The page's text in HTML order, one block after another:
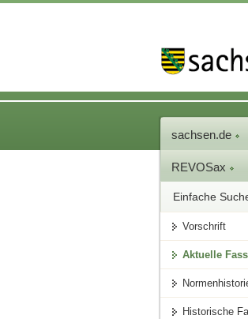
sachsen.de
REVOSax
Einfache
Vorschrift
Aktuelle
Historische